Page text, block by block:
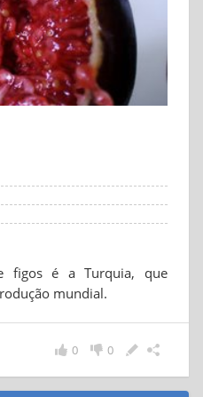
figos é a Turquia, que
mundial.
0
0